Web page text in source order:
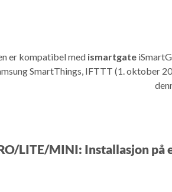
er kompatibel med ismartgate
SmartThings, IFTTT (1.
LITE/MINI: Installasjon på